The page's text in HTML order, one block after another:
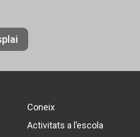
Coneix
Activitats a l’escola